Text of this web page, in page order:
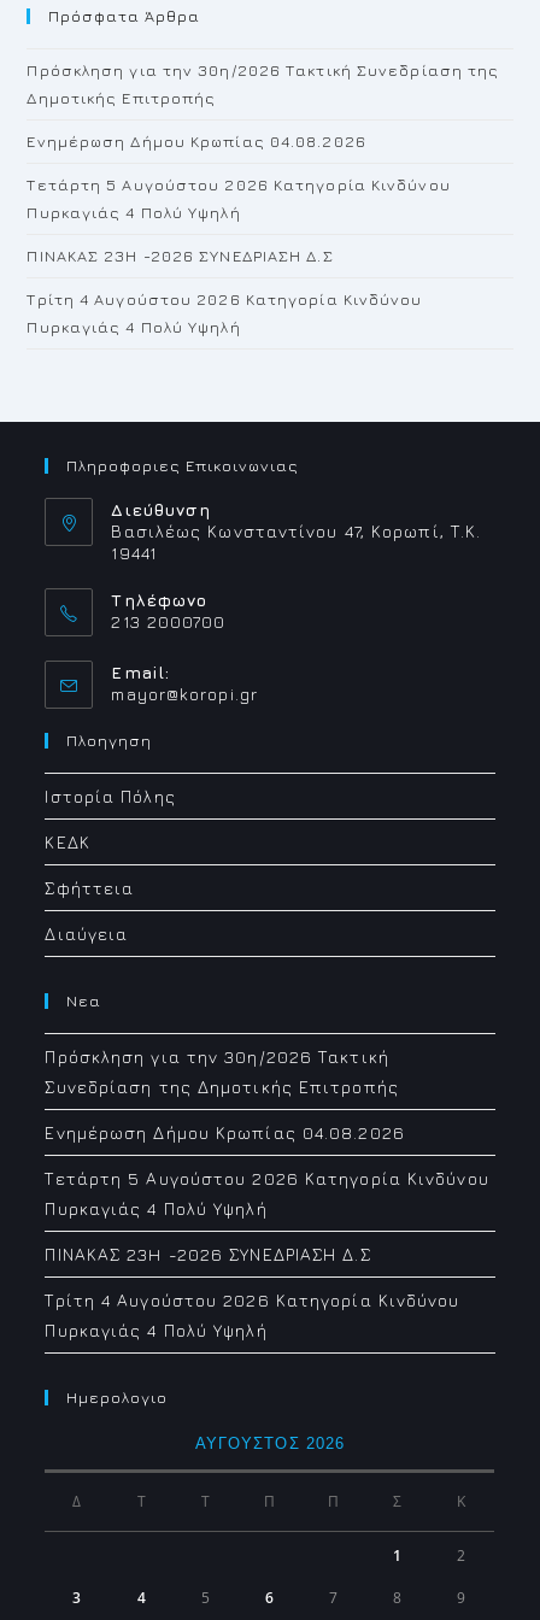
Πρόσφατα Άρθρα
Πρόσκληση για την 30η/2026 Τακτική Συνεδρίαση της
Δημοτικής Επιτροπής
Ενημέρωση Δήμου Κρωπίας 04.08.2026
Τετάρτη 5 Αυγούστου 2026 Κατηγορία Κινδύνου
Πυρκαγιάς 4 Πολύ Υψηλή
ΠΙΝΑΚΑΣ 23H -2026 ΣΥΝΕΔΡΙΑΣΗ Δ.Σ
Τρίτη 4 Αυγούστου 2026 Κατηγορία Κινδύνου
Πυρκαγιάς 4 Πολύ Υψηλή
Πληροφοριες Επικοινωνιας
Διεύθυνση
Βασιλέως Κωνσταντίνου 47, Κορωπί, Τ.Κ.
19441
Τηλέφωνο
213 2000700
Email:
mayor@koropi.grOpens
Πλοηγηση
Ιστορία Πόλης
ΚΕΔΚ
Σφήττεια
Διαύγεια
Νεα
Πρόσκληση για την 30η/2026 Τακτική
Συνεδρίαση της Δημοτικής Επιτροπής
Ενημέρωση Δήμου Κρωπίας 04.08.2026
Τετάρτη 5 Αυγούστου 2026 Κατηγορία Κινδύνου
Πυρκαγιάς 4 Πολύ Υψηλή
ΠΙΝΑΚΑΣ 23H -2026 ΣΥΝΕΔΡΙΑΣΗ Δ.Σ
Τρίτη 4 Αυγούστου 2026 Κατηγορία Κινδύνου
Πυρκαγιάς 4 Πολύ Υψηλή
Ημερολογιο
ΑΎΓΟΥΣΤΟΣ 2026
Δ Τ Τ Π Π Σ Κ
1 2
3 4 5 6 7 8 9